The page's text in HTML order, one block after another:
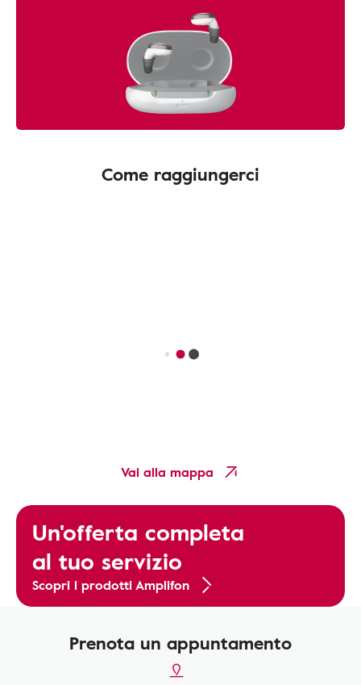
Come raggiungerci
Vai alla mappa
Un'offerta completa
al tuo servizio
Scopri i prodotti Amplifon
Prenota un appuntamento